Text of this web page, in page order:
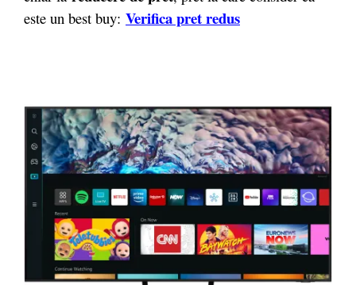
este un best buy: Verifica pret redus